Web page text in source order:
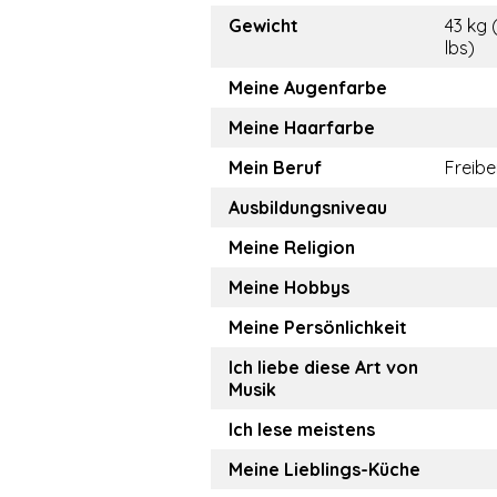
Gewicht
43 kg
lbs)
Meine Augenfarbe
Meine Haarfarbe
Mein Beruf
Ausbildungsniveau
Meine Religion
Meine Hobbys
Meine Persönlichkeit
Ich liebe diese Art von
Musik
Ich lese meistens
Meine Lieblings-Küche